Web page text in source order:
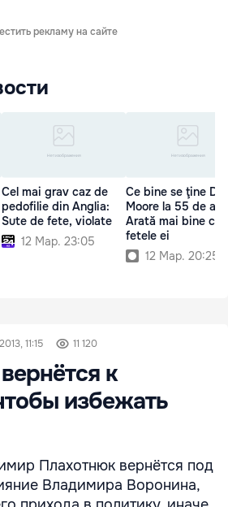
рекламу на сайте
Cel mai grav caz de
pedofilie din Anglia:
Sute de fete, violate
12 Мар. 23:05
Ce bine se ţine
Moore la 55 de ani:
Arată mai bine ca
fetele ei
12 Мар. 20:25
11:15 11 120
к
избежать
Плахотнюк вернётся под
Владимира Воронина,